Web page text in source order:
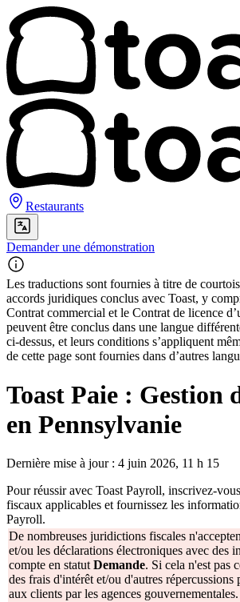
Restaurants
Demander une démonstration
Les traductions sont fournies à titre de
accords juridiques conclus avec Toast, y
Contrat commercial et le Contrat de licence
peuvent être conclus dans une langue
ci-dessus, et leurs conditions s’appliquent
de cette page sont fournies dans d’autres
Toast Paie : Gestion
en Pennsylvanie
Dernière mise à jour : 4 juin 2026, 11 h 15
Pour réussir avec Toast Payroll, inscrivez-
fiscaux applicables et fournissez les
Payroll.
De nombreuses juridictions fiscales
et/ou les déclarations électroniques avec des
compte en statutDemande. Si cela n'est pas
des frais d'intérêt et/ou d'autres répercussions
aux clients par les agences gouvernementales.